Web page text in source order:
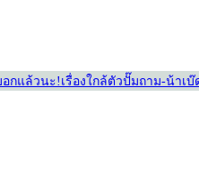
กแล้วนะ! เรื่องใกล้ตัวปั๊มถาม-น้าเบ๊